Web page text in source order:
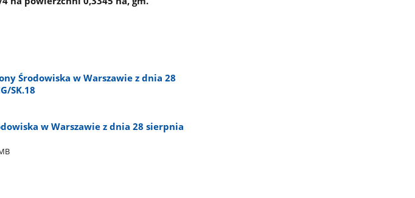
Środowiska w Warszawie z dnia 28
SK.18
w Warszawie z dnia 28 sierpnia